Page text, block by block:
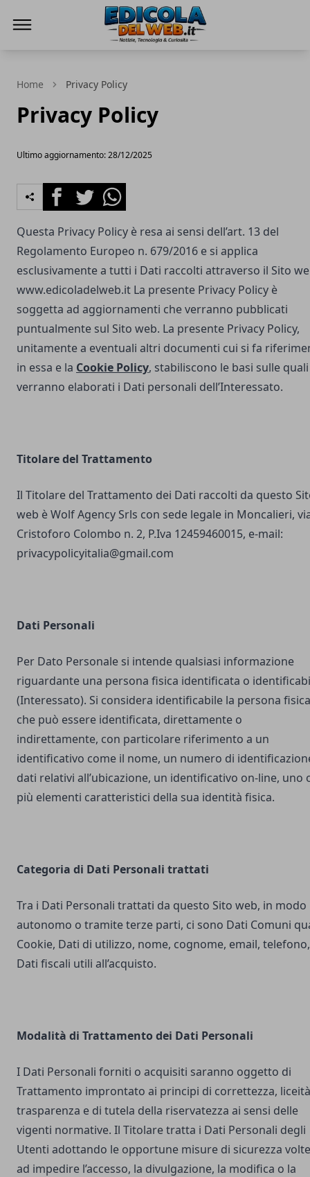
Home Privacy Policy
Privacy Policy
Ultimo aggiornamento: 28/12/2025
FacebookTwitterWhatsapp
Questa Privacy Policy è resa ai sensi dell’art. 13 del
Regolamento Europeo n. 679/2016 e si applica
esclusivamente a tutti i Dati raccolti attraverso il Sito
www.edicoladelweb.it La presente Privacy Policy è
soggetta ad aggiornamenti che verranno pubblicati
puntualmente sul Sito web. La presente Privacy Policy,
unitamente a eventuali altri documenti cui si fa
in essa e la Cookie Policy, stabiliscono le basi sulle quali
verranno elaborati i Dati personali dell’Interessato.
Titolare del Trattamento
Il Titolare del Trattamento dei Dati raccolti da questo
web è Wolf Agency Srls con sede legale in Moncalieri,
Cristoforo Colombo n. 2, P.Iva 12459460015, e-mail:
privacypolicyitalia@gmail.com
Dati Personali
Per Dato Personale si intende qualsiasi informazione
riguardante una persona fisica identificata o
(Interessato). Si considera identificabile la persona fisica
che può essere identificata, direttamente o
indirettamente, con particolare riferimento a un
identificativo come il nome, un numero di
dati relativi all’ubicazione, un identificativo on-line, uno
più elementi caratteristici della sua identità fisica.
Categoria di Dati Personali trattati
Tra i Dati Personali trattati da questo Sito web, in modo
autonomo o tramite terze parti, ci sono Dati Comuni
Cookie, Dati di utilizzo, nome, cognome, email, telefono,
Dati fiscali utili all’acquisto.
Modalità di Trattamento dei Dati Personali
I Dati Personali forniti o acquisiti saranno oggetto di
Trattamento improntato ai principi di correttezza,
trasparenza e di tutela della riservatezza ai sensi delle
vigenti normative. Il Titolare tratta i Dati Personali degli
Utenti adottando le opportune misure di sicurezza volte
ad impedire l’accesso, la divulgazione, la modifica o la